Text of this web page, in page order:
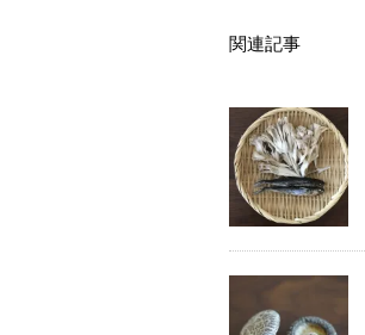
関連記事